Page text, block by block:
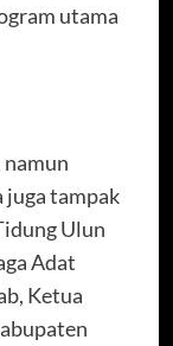
utama
juga tampak
Ulun
Adat
Ketua